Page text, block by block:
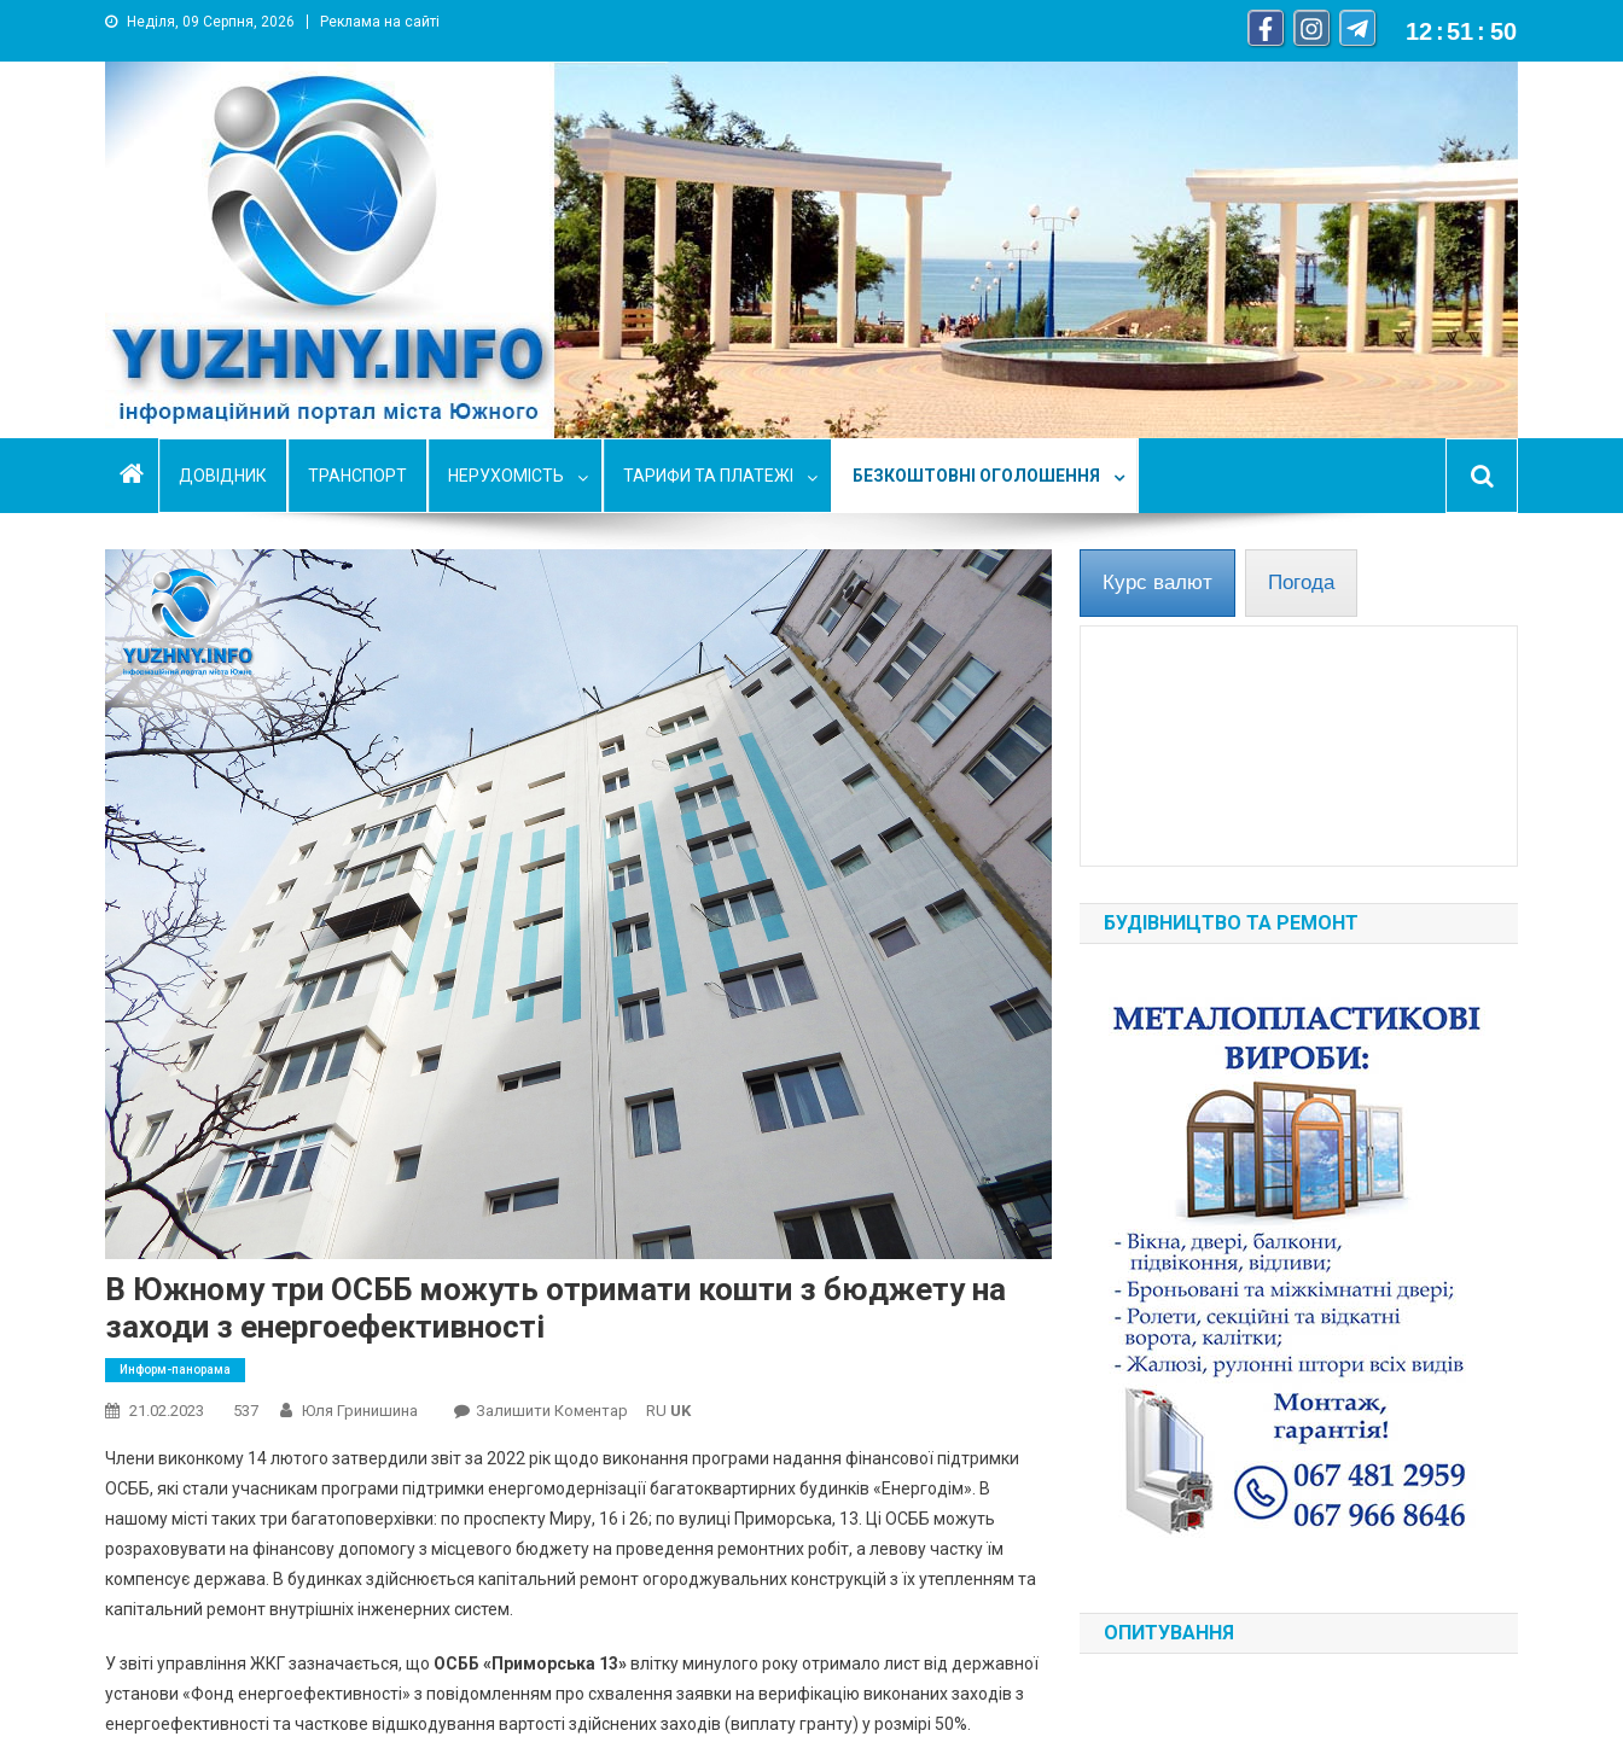
Неділя, 09 Серпня, 2026 Реклама на сайті 12 :51 : 52
YUZHNY.INFO
информационный портал города Южный
ДОВІДНИК ТРАНСПОРТ НЕРУХОМІСТЬ ТАРИФИ ТА ПЛАТЕЖІ БЕЗКОШТОВНІ ОГОЛОШЕННЯ
В Южному три ОСББ можуть отримати кошти з бюджету на
заходи з енергоефективності
Информ-панорама
21.02.2023 537 Юля Гринишина Залишити Коментар
Южному
Три
ОСББ
Можуть
Отримати
Бюджету
На
RU UK
Члени виконкому 14 лютого затвердили звіт за 2022 рік щодо виконання програми надання фінансової підтримки
ОСББ, які стали учасникам програми підтримки енергомодернізації багатоквартирних будинків «Енергодім». В
нашому місті таких три багатоповерхівки: по проспекту Миру, 16 і 26; по вулиці Приморська, 13. Ці ОСББ можуть
розраховувати на фінансову допомогу з місцевого бюджету на проведення ремонтних робіт, а левову частку їм
компенсує держава. В будинках здійснюється капітальний ремонт огороджувальних конструкцій з їх утепленням та
капітальний ремонт внутрішніх інженерних систем.
У звіті управління ЖКГ зазначається, що ОСББ «Приморська 13»влітку минулого року отримало лист від державної
установи «Фонд енергоефективності» з повідомленням про схвалення заявки на верифікацію виконаних заходів з
енергоефективності та часткове відшкодування вартості здійснених заходів (виплату гранту) у розмірі 50%.
Курс валют Погода
БУДІВНИЦТВО ТА РЕМОНТ
ОПИТУВАННЯ